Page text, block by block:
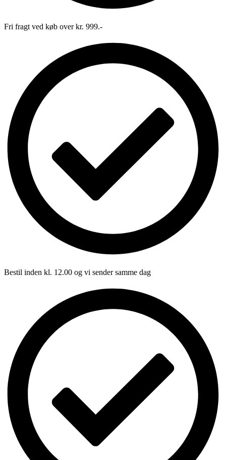
Fri fragt ved køb over kr. 999.-
Bestil inden kl. 12.00 og vi sender samme dag